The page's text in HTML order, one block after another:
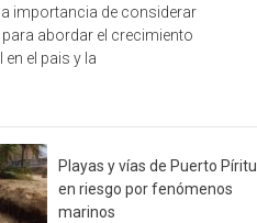
importancia de considerar
abordar el crecimiento
el pais y la
Playas y vías de Puerto Píritu
en riesgo por fenómenos
marinos